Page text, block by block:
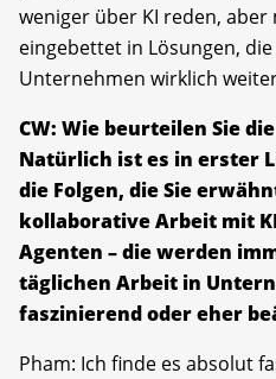
weniger über KI reden,
eingebettet in Lösungen,
Unternehmen wirklich
CW: Wie beurteilen Sie
Natürlich ist es in erster
die Folgen, die Sie
kollaborative Arbeit mit
Agenten – die werden
täglichen Arbeit in
faszinierend oder eher
Pham: Ich finde es absolut